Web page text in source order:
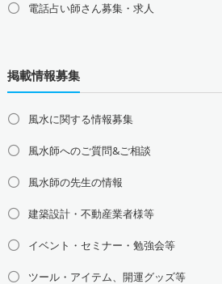
電話占い師さん募集・求人
道東の占い師募集・求人
東北地方の占い師募集・求人
宮城県の占い師募集・求人
山形県の占い師募集・求人
関東地方の占い師募集・求人
埼玉県の占い師募集・求人
千葉県の占い
茨城県の占い師募集・求人
栃木県の占
掲載情報募集
風水に関する情報募集
風水師へのご質問&ご相談
風水師の先生の情報
建築設計・不動産業者様等
イベント・セミナー・勉強会等
ツール・アイテム、開運グッズ等